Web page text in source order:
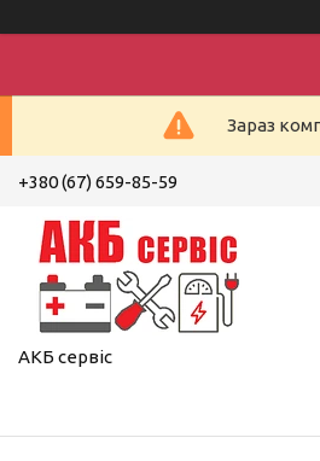
Зараз
+380 (67) 659-85-59
АКБ сервіс